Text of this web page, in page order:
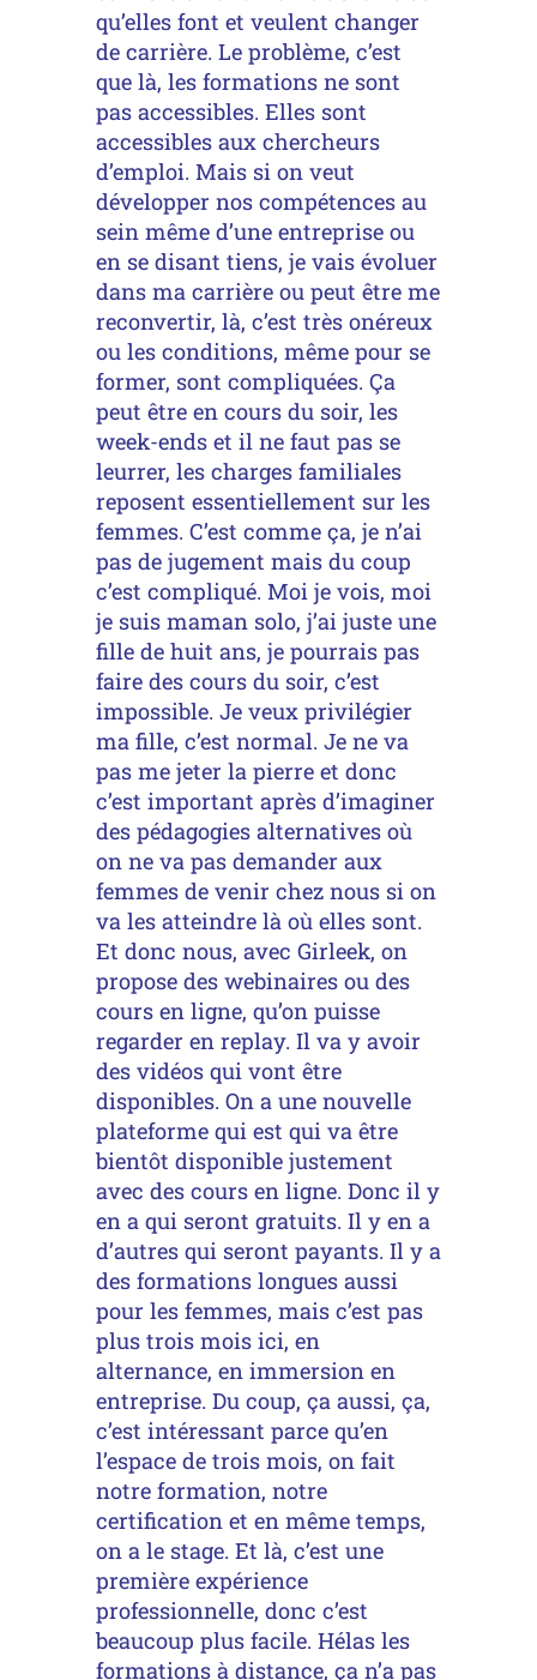
qu’elles font et veulent changer
de carrière. Le problème, c’est
que là, les formations ne sont
pas accessibles. Elles sont
accessibles aux chercheurs
d’emploi. Mais si on veut
développer nos compétences au
sein même d’une entreprise ou
en se disant tiens, je vais évoluer
dans ma carrière ou peut être me
reconvertir, là, c’est très onéreux
ou les conditions, même pour se
former, sont compliquées. Ça
peut être en cours du soir, les
week-ends et il ne faut pas se
leurrer, les charges familiales
reposent essentiellement sur les
femmes. C’est comme ça, je n’ai
pas de jugement mais du coup
c’est compliqué. Moi je vois, moi
je suis maman solo, j’ai juste une
fille de huit ans, je pourrais pas
faire des cours du soir, c’est
impossible. Je veux privilégier
ma fille, c’est normal. Je ne va
pas me jeter la pierre et donc
c’est important après d’imaginer
des pédagogies alternatives où
on ne va pas demander aux
femmes de venir chez nous si on
va les atteindre là où elles sont.
Et donc nous, avec Girleek, on
propose des webinaires ou des
cours en ligne, qu’on puisse
regarder en replay. Il va y avoir
des vidéos qui vont être
disponibles. On a une nouvelle
plateforme qui est qui va être
bientôt disponible justement
avec des cours en ligne. Donc il y
en a qui seront gratuits. Il y en a
d’autres qui seront payants. Il y a
des formations longues aussi
pour les femmes, mais c’est pas
plus trois mois ici, en
alternance, en immersion en
entreprise. Du coup, ça aussi, ça,
c’est intéressant parce qu’en
l’espace de trois mois, on fait
notre formation, notre
certification et en même temps,
on a le stage. Et là, c’est une
première expérience
professionnelle, donc c’est
beaucoup plus facile. Hélas les
formations à distance, ça n’a pas